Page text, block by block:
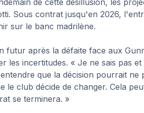
de cette désillusion, les
Sous contrat jusqu'en 2026,
sur le banc madrilène.
futur après la défaite face aux
les incertitudes. « Je ne sais pas
que la décision pourrait ne
le club décide de changer. Cela
se terminera. »